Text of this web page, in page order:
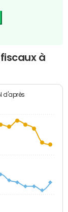
à
d'après